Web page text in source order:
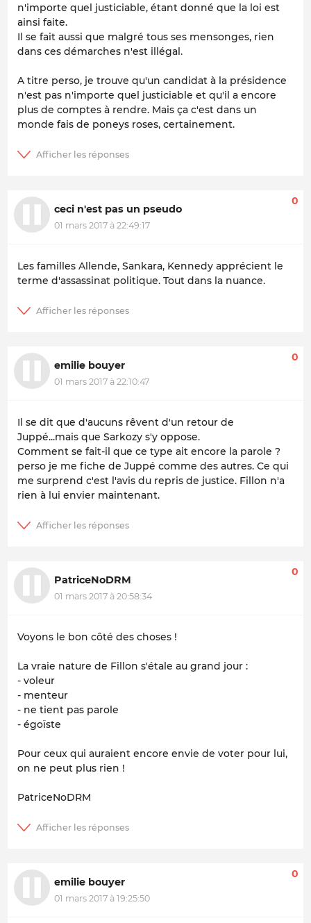
n'importe quel justiciable, étant donné que la loi est
ainsi faite.
Il se fait aussi que malgré tous ses mensonges, rien
dans ces démarches n'est illégal.
A titre perso, je trouve qu'un candidat à la présidence
n'est pas n'importe quel justiciable et qu'il a encore
plus de comptes à rendre. Mais ça c'est dans un
monde fais de poneys roses, certainement.
ceci n'est pas un pseudo
01 mars 2017 à 22:49:17
0
Les familles Allende, Sankara, Kennedy apprécient le
terme d'assassinat politique. Tout dans la nuance.
emilie bouyer
01 mars 2017 à 22:10:47
0
Il se dit que d'aucuns rêvent d'un retour de
Juppé...mais que Sarkozy s'y oppose.
Comment se fait-il que ce type ait encore la parole ?
perso je me fiche de Juppé comme des autres. Ce qui
me surprend c'est l'avis du repris de justice. Fillon n'a
rien à lui envier maintenant.
PatriceNoDRM
01 mars 2017 à 20:58:34
0
Voyons le bon côté des choses !
La vraie nature de Fillon s'étale au grand jour :
- voleur
- menteur
- ne tient pas parole
- égoïste
Pour ceux qui auraient encore envie de voter pour lui,
on ne peut plus rien !
PatriceNoDRM
emilie bouyer
01 mars 2017 à 19:25:50
0